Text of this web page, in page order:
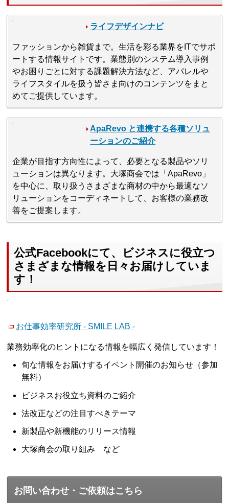
ライフデザインナビ
ファッションから雑貨まで。生活を彩る業界をITでサポ
ートする情報サイトです。業態別のシステム導入事例
やお困りごとに対する課題解決方法など、アパレルや
ライフスタイルを扱う皆さま向けのコンテンツをまと
めてご提供しています。
ApaRevo と連携する各種ソリュ
ーションのご紹介
企業が目指す方向性によって、必要となる製品やソリ
ューションは異なります。大塚商会では「ApaRevo」
を中心に、取り扱うさまざまな商材の中から最適なソ
リューションをコーディネートして、お客様の業務改
善をご提案します。
公式Facebookにて、ビジネスに役立つ
さまざまな情報を日々お届けしていま
す！
お仕事効率研究所 - SMILE LAB -
業務効率化のヒントになる情報を幅広く発信しています！
旬な情報をお届けするイベント開催のお知らせ（参加
無料）
ビジネスお役立ち資料のご紹介
法改正などの注目すべきテーマ
新製品や新機能のリリース情報
大塚商会の取り組み など
お問い合わせ・ご依頼はこちら